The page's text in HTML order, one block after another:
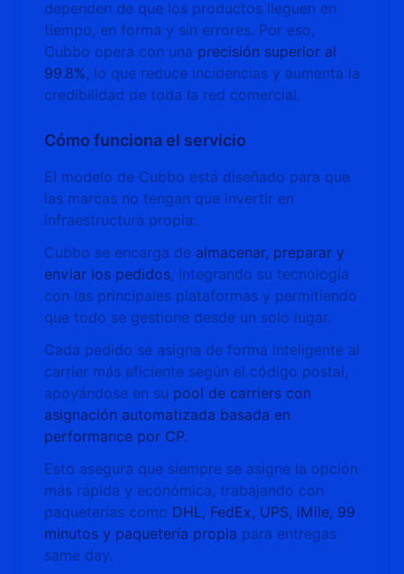
dependen de que los productos lleguen en
tiempo, en forma y sin errores. Por eso,
Cubbo opera con una precisión superior al
99.8%, lo que reduce incidencias y aumenta la
credibilidad de toda la red comercial.
Cómo funciona el servicio
El modelo de Cubbo está diseñado para que
las marcas no tengan que invertir en
infraestructura propia.
Cubbo se encarga de almacenar, preparar y
enviar los pedidos, integrando su tecnología
con las principales plataformas y permitiendo
que todo se gestione desde un solo lugar.
Cada pedido se asigna de forma inteligente al
carrier más eficiente según el código postal,
apoyándose en su pool de carriers con
asignación automatizada basada en
performance por CP.
Esto asegura que siempre se asigne la opción
más rápida y económica, trabajando con
paqueterías como DHL, FedEx, UPS, iMile, 99
minutos y paquetería propia para entregas
same day.